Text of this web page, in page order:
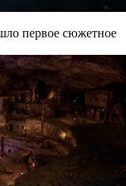
первое сюжетное